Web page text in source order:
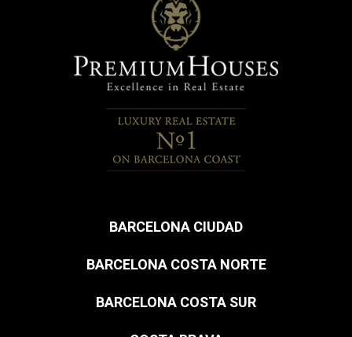
BARCELONA CIUDAD
BARCELONA COSTA NORTE
BARCELONA COSTA SUR